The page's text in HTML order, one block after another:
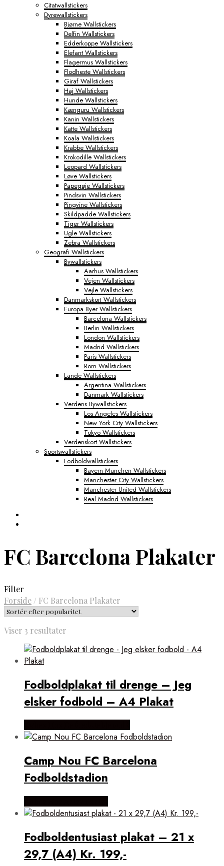
Citatwallstickers
Dyrewallstickers
Bjørne Wallstickers
Delfin Wallstickers
Edderkoppe Wallstickers
Elefant Wallstickers
Flagermus Wallstickers
Flodheste Wallstickers
Giraf Wallstickers
Haj Wallstickers
Hunde Wallstickers
Kænguru Wallstickers
Kanin Wallstickers
Katte Wallstickers
Koala Wallstickers
Krabbe Wallstickers
Krokodille Wallstickers
Leopard Wallstickers
Løve Wallstickers
Papegøje Wallstickers
Pindsvin Wallstickers
Pingvine Wallstickers
Skildpadde Wallstickers
Tiger Wallstickers
Ugle Wallstickers
Zebra Wallstickers
Geografi Wallstickers
Bywallstickers
Aarhus Wallstickers
Vejen Wallstickers
Vejle Wallstickers
Danmarkskort Wallstickers
Europa Byer Wallstickers
Barcelona Wallstickers
Berlin Wallstickers
London Wallstickers
Madrid Wallstickers
Paris Wallstickers
Rom Wallstickers
Lande Wallstickers
Argentina Wallstickers
Danmark Wallstickers
Verdens Bywallstickers
Los Angeles Wallstickers
New York City Wallstickers
Tokyo Wallstickers
Verdenskort Wallstickers
Sportswallstickers
Fodboldwallstickers
Bayern München Wallstickers
Manchester City Wallstickers
Manchester United Wallstickers
Real Madrid Wallstickers
FC Barcelona Plakater
Filter
Forside / FC Barcelona Plakater
Viser 3 resultater
popularitet
Fodboldplakat til drenge – Jeg
elsker fodbold – A4 Plakat
Camp Nou FC Barcelona
Fodboldstadion
Fodboldentusiast plakat – 21 x
29,7 (A4) Kr. 199,-